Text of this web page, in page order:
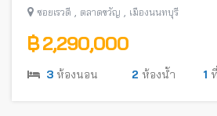
ซอยเรวดี ตลาดขวัญ เมืองนนทบุรี
฿ 2,290,000
3 ห้องนอน 2 ห้องน้ำ 1